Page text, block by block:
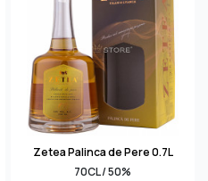
Zetea Palinca de Pere 0.7L
70CL / 50%